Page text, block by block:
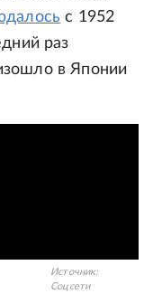
с 1952
раз
в Японии
Источник:
Соцсети